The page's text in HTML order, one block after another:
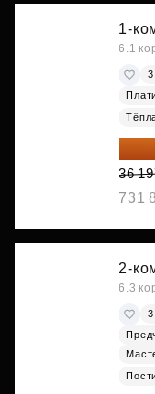
1-
6.1
3
26
36
731
2-
6.3
3